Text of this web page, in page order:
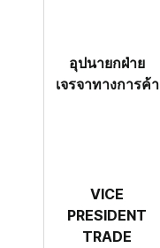
อุปนายกฝ่าย
เจรจาทางการค้า
VICE
PRESIDENT
TRADE